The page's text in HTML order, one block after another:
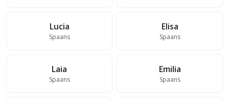
Lucia
Spaans
Elisa
Spaans
Laia
Spaans
Emilia
Spaans